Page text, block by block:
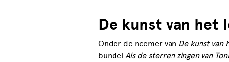
De kunst van het
Onder de noemer van De kunst van
bundel Als de sterren zingen van